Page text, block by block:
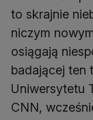
to skrajnie
niczym
osiągają
badającej ten
Uniwersytetu
CNN,